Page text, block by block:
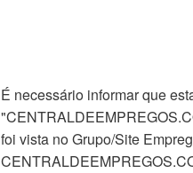
É necessário informar que
foi vista no Grupo/Site